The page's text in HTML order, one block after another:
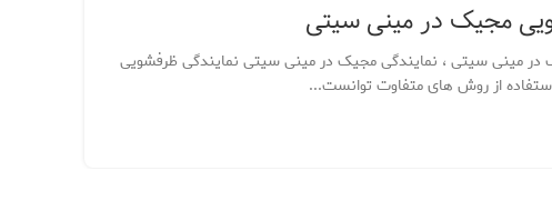
مجیک در مینی سیتی
در مینی سیتی ، نمایندگی مجیک در مینی سیتی نمایندگی ظرفشویی
از روش های متفاوت توانست...